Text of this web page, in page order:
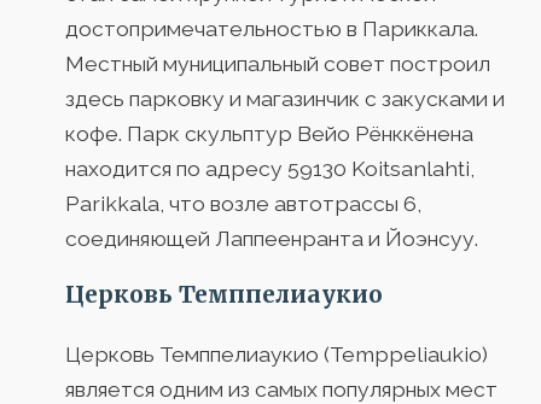
достопримечательностью в Париккала.
Местный муниципальный совет построил
здесь парковку и магазинчик с закусками и
кофе. Парк скульптур Вейо Рёнккёнена
находится по адресу 59130 Koitsanlahti,
Parikkala, что возле автотрассы 6,
соединяющей Лаппеенранта и Йоэнсуу.
Церковь Темппелиаукио
Церковь Темппелиаукио (Temppeliaukio)
является одним из самых популярных мест